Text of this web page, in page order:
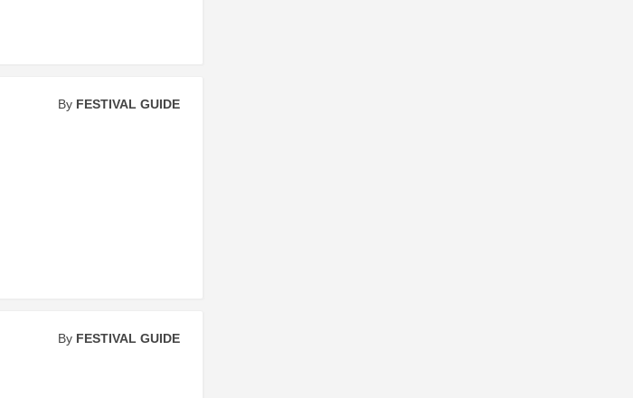
By FESTIVAL GUIDE
By FESTIVAL GUIDE